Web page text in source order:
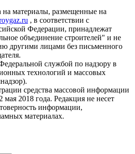
материалы, размещенные на
, в соответствии с
Федерации, принадлежат
объединение строителей" и не
другими лицами без письменного
службой по надзору в
технологий и массовых
средства массовой информации
2018 года. Редакция не несет
информации,
материалах.